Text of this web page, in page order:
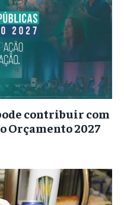
contribuir com
Orçamento 2027